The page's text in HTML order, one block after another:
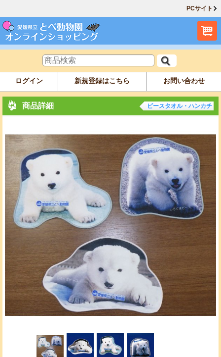
PCサイト
ログイン 新規登録はこちら お問い合わせ
商品詳細 ピースタオル・ハンカチ